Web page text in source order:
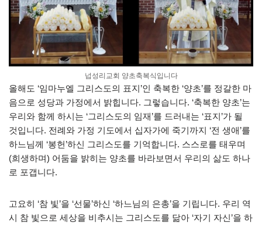
넙성리교회 양초축복식입니다
올해도 ‘임마누엘 그리스도의 표지’인 축복한 ‘양초’를 정갈한 마
음으로 성당과 가정에서 밝힙니다. 그렇습니다. ‘축복한 양초’는
우리와 함께 하시는 ‘그리스도의 임재’를 드러내는 ‘표지’가 될
것입니다. 전례와 가정 기도에서 십자가에 죽기까지 ‘전 생애’를
하느님께 ‘봉헌’하신 그리스도를 기억합니다. 스스로를 태우며
(희생하며) 어둠을 밝히는 양초를 바라보면서 우리의 삶도 하나
로 포갭니다.
고요히 ‘참 빛’을 ‘선물’하신 ‘하느님의 은총’을 기립니다. 우리 역
시 참 빛으로 세상을 비추시는 그리스도를 닮아 ‘자기 자신’을 하